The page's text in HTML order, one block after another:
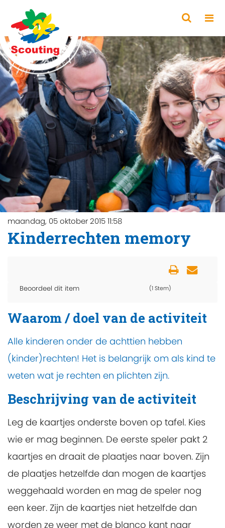
maandag, 05 oktober 2015 11:58
Kinderrechten memory
Beoordeel dit item (1 Stem)
Waarom / doel van de activiteit
Alle kinderen onder de achttien hebben
(kinder)rechten! Het is belangrijk om als kind te
weten wat je rechten en plichten zijn.
Beschrijving van de activiteit
Leg de kaartjes onderste boven op tafel. Kies
wie er mag beginnen. De eerste speler pakt 2
kaartjes en draait de plaatjes naar boven. Zijn
de plaatjes hetzelfde dan mogen de kaartjes
weggehaald worden en mag de speler nog
een keer. Zijn de kaartjes niet hetzelfde dan
worden ze weer met de blanco kant naar